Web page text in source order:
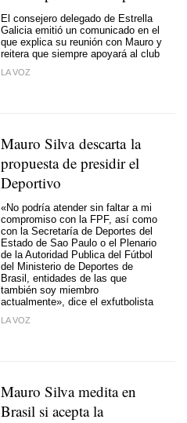
El consejero delegado de Estrella
Galicia emitió un comunicado en el
que explica su reunión con Mauro y
reitera que siempre apoyará al club
LA VOZ
Mauro Silva descarta la
propuesta de presidir el
Deportivo
«No podría atender sin faltar a mi
compromiso con la FPF, así como
con la Secretaría de Deportes del
Estado de Sao Paulo o el Plenario
de la Autoridad Publica del Fútbol
del Ministerio de Deportes de
Brasil, entidades de las que
también soy miembro
actualmente», dice el exfutbolista
LA VOZ
Mauro Silva medita en
Brasil si acepta la